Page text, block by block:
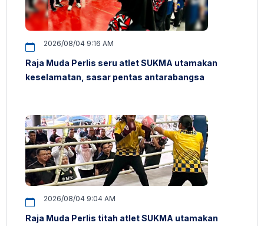
2026/08/04 9:16 AM
Raja Muda Perlis seru atlet SUKMA utamakan
keselamatan, sasar pentas antarabangsa
2026/08/04 9:04 AM
Raja Muda Perlis titah atlet SUKMA utamakan